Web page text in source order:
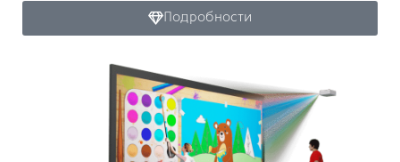
Подробности